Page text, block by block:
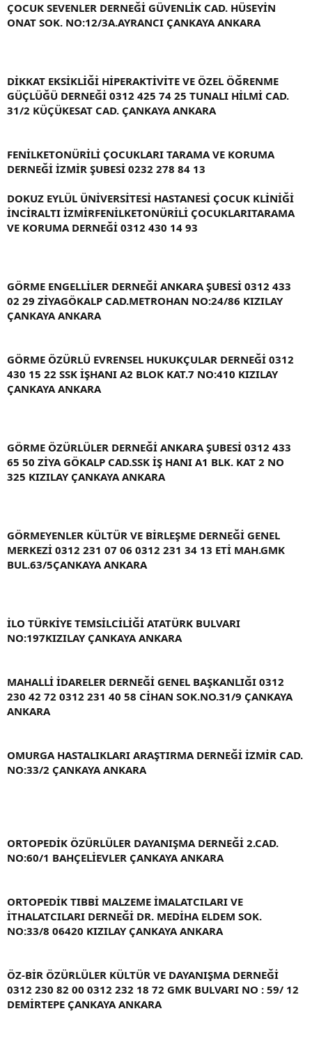
ÇOCUK SEVENLER DERNEĞİ GÜVENLİK CAD. HÜSEYİN
ONAT SOK. NO:12/3A.AYRANCI ÇANKAYA ANKARA
DİKKAT EKSİKLİĞİ HİPERAKTİVİTE VE ÖZEL ÖĞRENME
GÜÇLÜĞÜ DERNEĞİ 0312 425 74 25 TUNALI HİLMİ CAD.
31/2 KÜÇÜKESAT CAD. ÇANKAYA ANKARA
FENİLKETONÜRİLİ ÇOCUKLARI TARAMA VE KORUMA
DERNEĞİ İZMİR ŞUBESİ 0232 278 84 13
DOKUZ EYLÜL ÜNİVERSİTESİ HASTANESİ ÇOCUK KLİNİĞİ
İNCİRALTI İZMİRFENİLKETONÜRİLİ ÇOCUKLARITARAMA
VE KORUMA DERNEĞİ 0312 430 14 93
GÖRME ENGELLİLER DERNEĞİ ANKARA ŞUBESİ 0312 433
02 29 ZİYAGÖKALP CAD.METROHAN NO:24/86 KIZILAY
ÇANKAYA ANKARA
GÖRME ÖZÜRLÜ EVRENSEL HUKUKÇULAR DERNEĞİ 0312
430 15 22 SSK İŞHANI A2 BLOK KAT.7 NO:410 KIZILAY
ÇANKAYA ANKARA
GÖRME ÖZÜRLÜLER DERNEĞİ ANKARA ŞUBESİ 0312 433
65 50 ZİYA GÖKALP CAD.SSK İŞ HANI A1 BLK. KAT 2 NO
325 KIZILAY ÇANKAYA ANKARA
GÖRMEYENLER KÜLTÜR VE BİRLEŞME DERNEĞİ GENEL
MERKEZİ 0312 231 07 06 0312 231 34 13 ETİ MAH.GMK
BUL.63/5ÇANKAYA ANKARA
İLO TÜRKİYE TEMSİLCİLİĞİ ATATÜRK BULVARI
NO:197KIZILAY ÇANKAYA ANKARA
MAHALLİ İDARELER DERNEĞİ GENEL BAŞKANLIĞI 0312
230 42 72 0312 231 40 58 CİHAN SOK.NO.31/9 ÇANKAYA
ANKARA
OMURGA HASTALIKLARI ARAŞTIRMA DERNEĞİ İZMİR CAD.
NO:33/2 ÇANKAYA ANKARA
ORTOPEDİK ÖZÜRLÜLER DAYANIŞMA DERNEĞİ 2.CAD.
NO:60/1 BAHÇELİEVLER ÇANKAYA ANKARA
ORTOPEDİK TIBBİ MALZEME İMALATCILARI VE
İTHALATCILARI DERNEĞİ DR. MEDİHA ELDEM SOK.
NO:33/8 06420 KIZILAY ÇANKAYA ANKARA
ÖZ-BİR ÖZÜRLÜLER KÜLTÜR VE DAYANIŞMA DERNEĞİ
0312 230 82 00 0312 232 18 72 GMK BULVARI NO : 59/ 12
DEMİRTEPE ÇANKAYA ANKARA